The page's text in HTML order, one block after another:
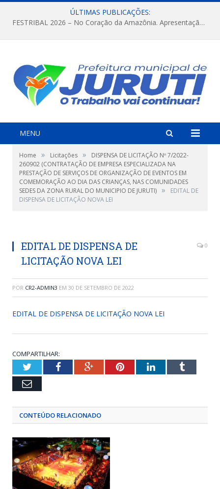
ÚLTIMAS PUBLICAÇÕES:
FESTRIBAL 2026 – No Coração da Amazônia. Apresentação da Munduruku.
MENU
Home » Licitações »
DISPENSA DE LICITAÇÃO Nº 7/2022-
260902 (CONTRATAÇÃO DE EMPRESA ESPECIALIZADA NA
PRESTAÇÃO DE SERVIÇOS DE ORGANIZAÇÃO DE EVENTOS EM
COMEMORAÇÃO AO DIA DAS CRIANÇAS, NAS COMUNIDADES
SEDES DA ZONA RURAL DO MUNICIPIO DE JURUTI) »
EDITAL DE
DISPENSA DE LICITAÇÃO NOVA LEI
EDITAL DE DISPENSA DE
LICITAÇÃO NOVA LEI
0
POR CR2-ADMIN3 EM 30 DE SETEMBRO DE 2022
EDITAL DE DISPENSA DE LICITAÇÃO NOVA LEI
COMPARTILHAR:
TwitterFacebookGoogle+PinterestLinkedInTumblr
Email
CONTEÚDO RELACIONADO